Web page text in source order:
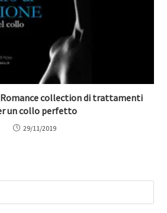
collection di trattamenti
un collo perfetto
29/11/2019